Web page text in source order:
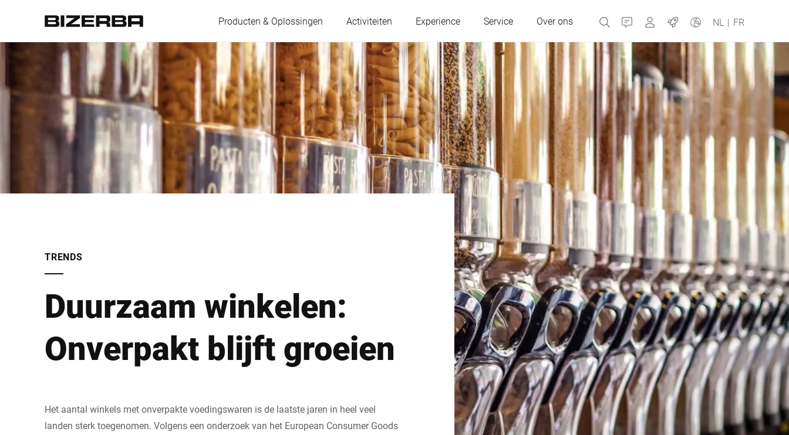
Producten & Oplossingen Activiteiten Experience Service Over ons Contact MyBizerba
Jobs NL | FR
Europa Oostenrijk België Tsjechische Republiek
Frankrijk Duitsland Griekenland
Hongarije Italië Nederland
Portugal Rusland
Slowakije Spanje
Turkije Oekraïne
Verenigd Koninkrijk
Amerika
Wereldwijde website
TRENDS
Duurzaam winkelen:
Onverpakt blijft groeien
Het aantal winkels met onverpakte voedingswaren is de laatste jaren in heel veel
landen sterk toegenomen. Volgens een onderzoek van het European Consumer Goods